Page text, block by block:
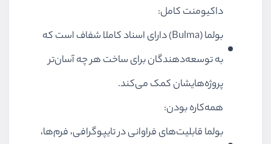
داکیومنت‌ کامل:
بولما (Bulma) دارای اسناد کاملا شفاف است که
به توسعه‌دهندگان برای ساخت هر چه آسان‌تر
پروژه‌هایشان کمک می‌کند.
همه‌کاره بودن:
بولما قابلیت‌های فراوانی در تایپوگرافی، فرم‌ها،